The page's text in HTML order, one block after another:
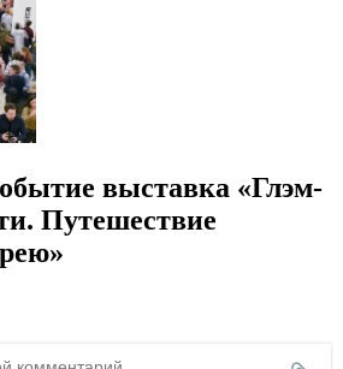
выставка «Глэм-
Путешествие